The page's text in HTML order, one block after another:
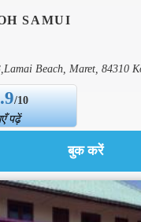
SAMUI
Beach, Maret, 84310
/10
पढ़ें